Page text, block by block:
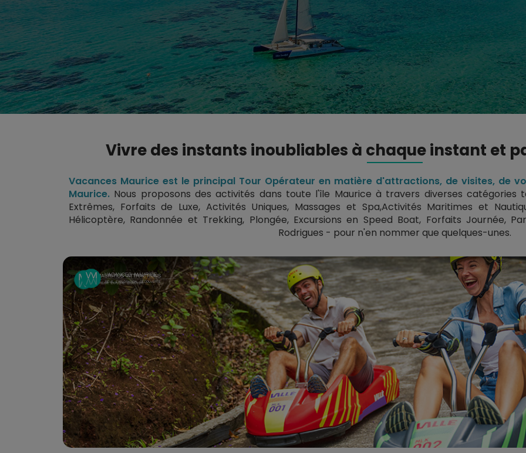
Vivre des instants inoubliables à chaque instant et
Vacances Maurice est le principal Tour Opérateur en matière d'attractions, de visites, de
Maurice. Nous proposons des activités dans toute l'île Maurice à travers diverses catégories
Extrêmes, Forfaits de Luxe, Activités Uniques, Massages et Spa,Activités Maritimes et
Hélicoptère, Randonnée et Trekking, Plongée, Excursions en Speed Boat, Forfaits Journée,
Rodrigues - pour n'en nommer que quelques-unes.